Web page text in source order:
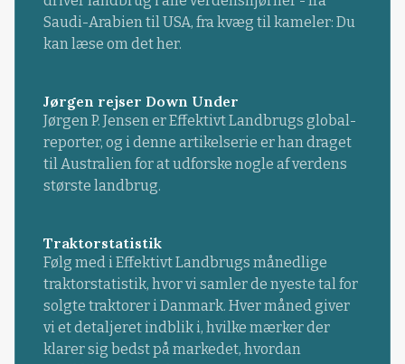
Saudi-Arabien til USA, fra kvæg til kameler: Du
kan læse om det her.
Jørgen rejser Down Under
Jørgen P. Jensen er Effektivt Landbrugs global-
reporter, og i denne artikelserie er han draget
til Australien for at udforske nogle af verdens
største landbrug.
Traktorstatistik
Følg med i Effektivt Landbrugs månedlige
traktorstatistik, hvor vi samler de nyeste tal for
solgte traktorer i Danmark. Hver måned giver
vi et detaljeret indblik i, hvilke mærker der
klarer sig bedst på markedet, hvordan